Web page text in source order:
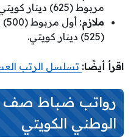
مربوط (625) دينار كويتي.
ملازم:
(525) دينار كويتي.
اقرأ أيضًا: تسلسل الرتب
رواتب ضباط صف
الوطني الكويتي